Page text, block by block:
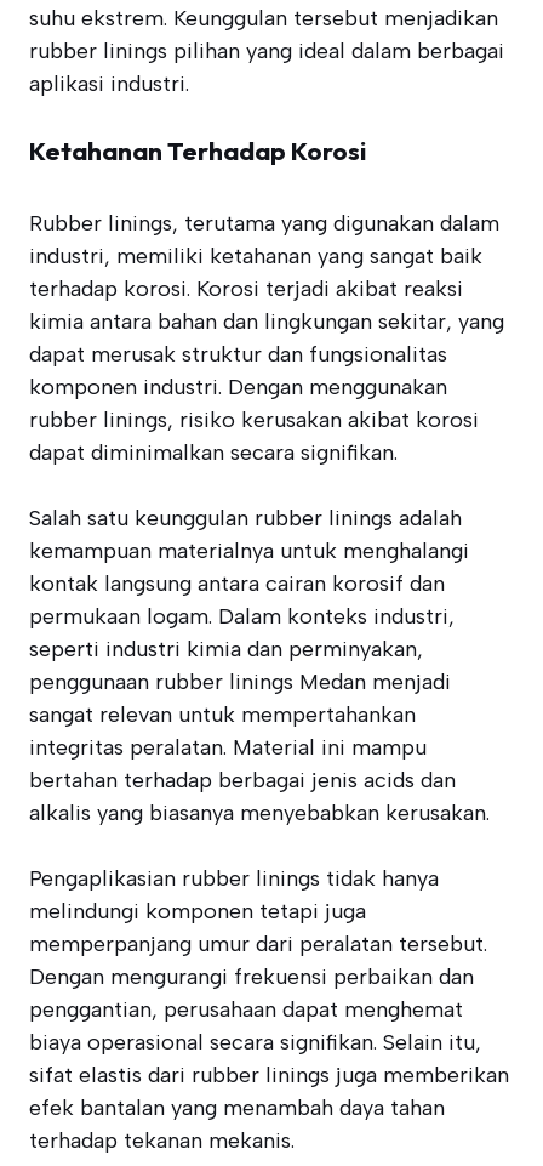
suhu ekstrem. Keunggulan tersebut menjadikan
rubber linings pilihan yang ideal dalam berbagai
aplikasi industri.
Ketahanan Terhadap Korosi
Rubber linings, terutama yang digunakan dalam
industri, memiliki ketahanan yang sangat baik
terhadap korosi. Korosi terjadi akibat reaksi
kimia antara bahan dan lingkungan sekitar, yang
dapat merusak struktur dan fungsionalitas
komponen industri. Dengan menggunakan
rubber linings, risiko kerusakan akibat korosi
dapat diminimalkan secara signifikan.
Salah satu keunggulan rubber linings adalah
kemampuan materialnya untuk menghalangi
kontak langsung antara cairan korosif dan
permukaan logam. Dalam konteks industri,
seperti industri kimia dan perminyakan,
penggunaan rubber linings Medan menjadi
sangat relevan untuk mempertahankan
integritas peralatan. Material ini mampu
bertahan terhadap berbagai jenis acids dan
alkalis yang biasanya menyebabkan kerusakan.
Pengaplikasian rubber linings tidak hanya
melindungi komponen tetapi juga
memperpanjang umur dari peralatan tersebut.
Dengan mengurangi frekuensi perbaikan dan
penggantian, perusahaan dapat menghemat
biaya operasional secara signifikan. Selain itu,
sifat elastis dari rubber linings juga memberikan
efek bantalan yang menambah daya tahan
terhadap tekanan mekanis.